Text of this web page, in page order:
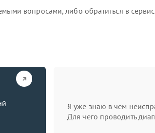
вопросами, либо обратиться в
Я уже знаю в чем
Для чего проводить